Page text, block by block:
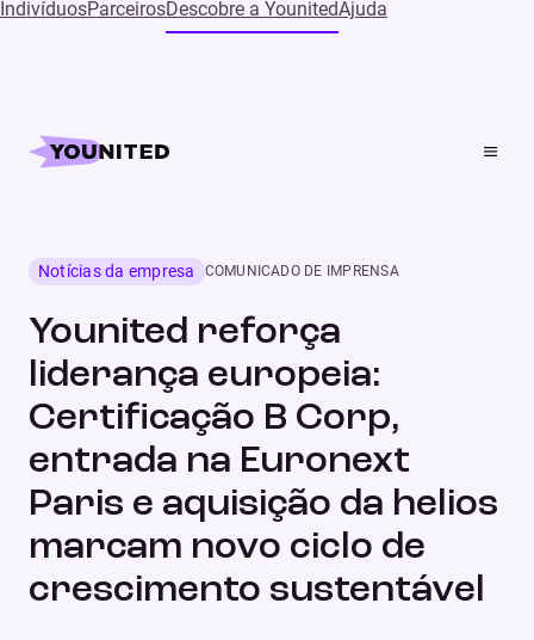
IndivíduosParceirosDescobre a YounitedAjuda
Home
Younited reforça liderança europeia: Certificação B Corp,
Younited reforça
liderança europeia:
Certificação B Corp,
entrada na Euronext
Paris e aquisição da helios
marcam novo ciclo de
crescimento sustentável
Notícias da empresa COMUNICADO DE IMPRENSA